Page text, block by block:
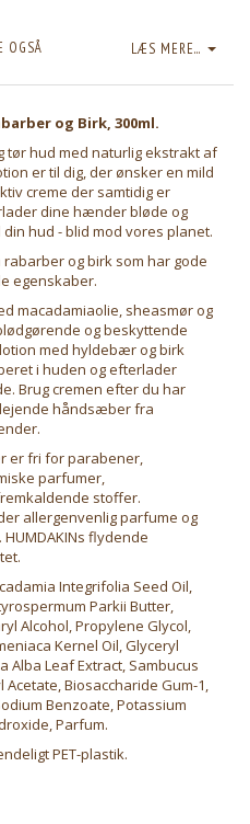
LÆS MERE...
OGSÅ
og Birk, 300ml.
tør hud med naturlig ekstrakt af
er til dig, der ønsker en mild
creme der samtidig er
dine hænder bløde og
hud - blid mod vores planet.
og birk som har gode
egenskaber.
macadamiaolie, sheasmør og
og beskyttende
med hyldebær og birk
i huden og efterlader
Brug cremen efter du har
håndsæber fra
er fri for parabener,
parfumer,
stoffer.
allergenvenlig parfume og
flydende
Integrifolia Seed Oil,
Parkii Butter,
Alcohol, Propylene Glycol,
Kernel Oil, Glyceryl
Alba Leaf Extract, Sambucus
Acetate, Biosaccharide Gum-1,
Benzoate, Potassium
Parfum.
PET-plastik.